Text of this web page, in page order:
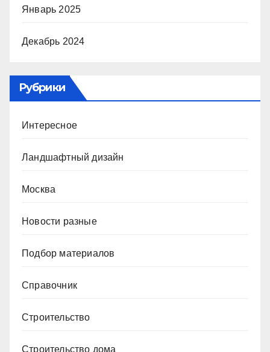
Январь 2025
Декабрь 2024
Рубрики
Интересное
Ландшафтный дизайн
Москва
Новости разные
Подбор материалов
Справочник
Строительство
Строительство дома